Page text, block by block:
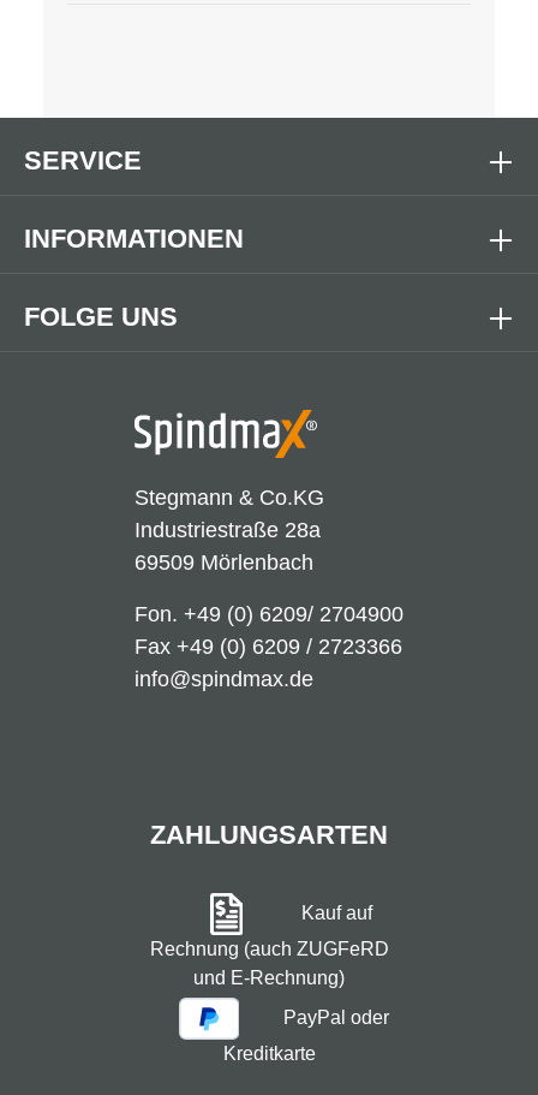
Stegmann & Co.KG
Industriestraße 28a
69509 Mörlenbach
Fon. +49 (0) 6209/ 2704900
Fax +49 (0) 6209 / 2723366
info@spindmax.de
FOLGE UNS
SERVICE
INFORMATIONEN
ZAHLUNGSARTEN
Kauf auf
Rechnung (auch ZUGFeRD
und E-Rechnung)
PayPal oder
Kreditkarte